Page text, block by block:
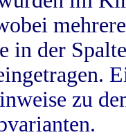
in der
zu